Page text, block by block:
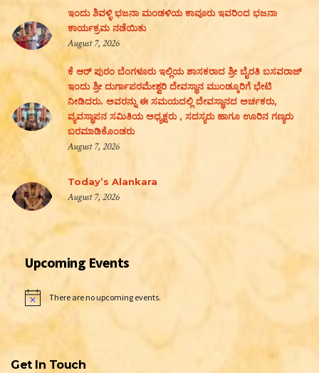
ಇಂದು ಶಿವಳ್ಳಿ ಭಜನಾ ಮಂಡಳಿಯ ಕಾವೂರು ಇವರಿಂದ ಭಜನಾ
ಕಾರ್ಯಕ್ರಮ ನಡೆಯಿತು
August 7, 2026
ಕೆ ಆರ್ ಪುರಂ ಬೆಂಗಳೂರು ಇಲ್ಲಿಯ ಶಾಸಕರಾದ ಶ್ರೀ ಬೈರತಿ ಬಸವರಾಜ್
ಇಂದು ಶ್ರೀ ದುರ್ಗಾಪರಮೇಶ್ವರಿ ದೇವಸ್ಥಾನ ಮುಂಡ್ಕೂರಿಗೆ ಭೇಟಿ
ನೀಡಿದರು. ಅವರನ್ನು ಈ ಸಮಯದಲ್ಲಿ ದೇವಸ್ಥಾನದ ಅರ್ಚಕರು,
ವ್ಯವಸ್ಥಾಪನ ಸಮಿತಿಯ ಅಧ್ಯಕ್ಷರು , ಸದಸ್ಯರು ಹಾಗೂ ಊರಿನ ಗಣ್ಯರು
ಬರಮಾಡಿಕೊಂಡರು
August 7, 2026
Today’s Alankara
August 7, 2026
Upcoming Events
Notice There are no upcoming events.
Get In Touch